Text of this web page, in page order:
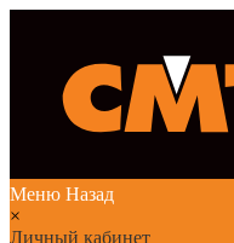
Меню Назад
×
Личный кабинет